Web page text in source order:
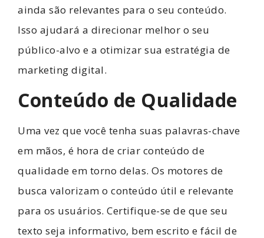
ainda são relevantes para o seu conteúdo.
Isso ajudará a direcionar melhor o seu
público-alvo e a otimizar sua estratégia de
marketing digital.
Conteúdo de Qualidade
Uma vez que você tenha suas palavras-chave
em mãos, é hora de criar conteúdo de
qualidade em torno delas. Os motores de
busca valorizam o conteúdo útil e relevante
para os usuários. Certifique-se de que seu
texto seja informativo, bem escrito e fácil de